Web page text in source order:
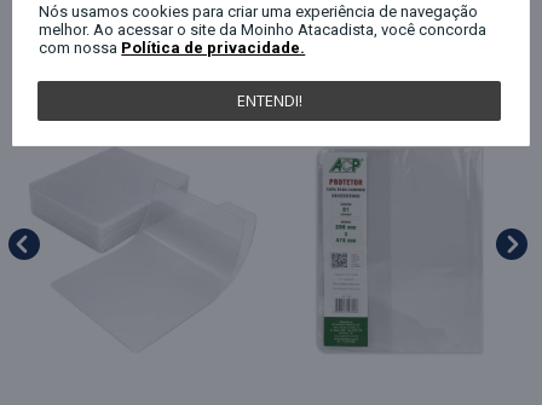
QUEM COMPROU ESTE PRODUTO,
Nós usamos cookies para criar uma experiência de navegação
melhor. Ao acessar o site da Moinho Atacadista, você concorda
com nossa Política de privacidade.
ENTENDI!